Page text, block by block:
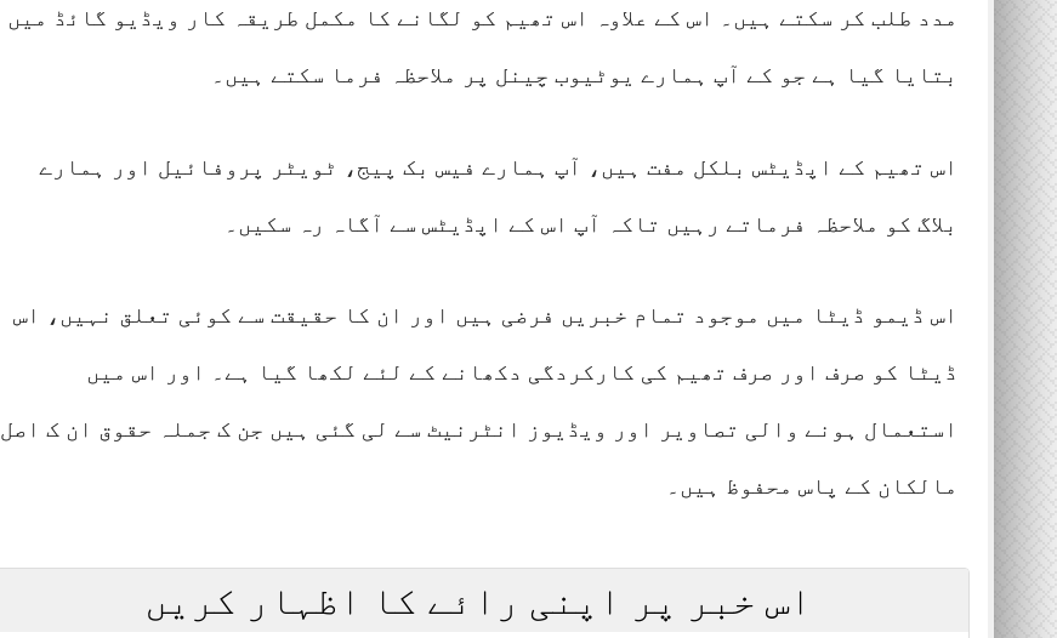
مدد طلب کر سکتے ہیں۔ اس کے علاوہ اس تھیم کو لگانے کا مکمل طریقہ کار ویڈیو گائڈ میں
بتایا گیا ہے جو کے آپ ہمارے یوٹیوب چینل پر ملاحظہ فرما سکتے ہیں۔
اس تھیم کے اپڈیٹس بلکل مفت ہیں، آپ ہمارے فیس بک پیج، ٹویٹر پروفائیل اور ہمارے
بلاگ کو ملاحظہ فرماتے رہیں تاکہ آپ اس کے اپڈیٹس سے آگاہ رہ سکیں۔
اس ڈیمو ڈیٹا میں موجود تمام خبریں فرضی ہیں اور ان کا حقیقت سے کوئی تعلق نہیں، اس
ڈیٹا کو صرف اور صرف تھیم کی کارکردگی دکھانے کے لئے لکھا گیا ہے۔ اور اس میں
استعمال ہونے والی تصاویر اور ویڈیوز انٹرنیٹ سے لی گئی ہیں جن ک جملہ حقوق ان ک اصل
مالکان کے پاس محفوظ ہیں۔
اس خبر پر اپنی رائے کا اظہار کریں